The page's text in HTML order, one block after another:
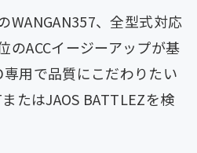
WANGAN357、全型式対応
のACCイージーアップが基
用で品質にこだわりたい
たはJAOS BATTLEZを検